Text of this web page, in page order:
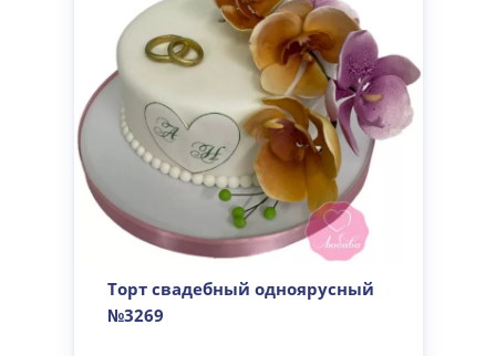
Торт свадебный одноярусный
№3269